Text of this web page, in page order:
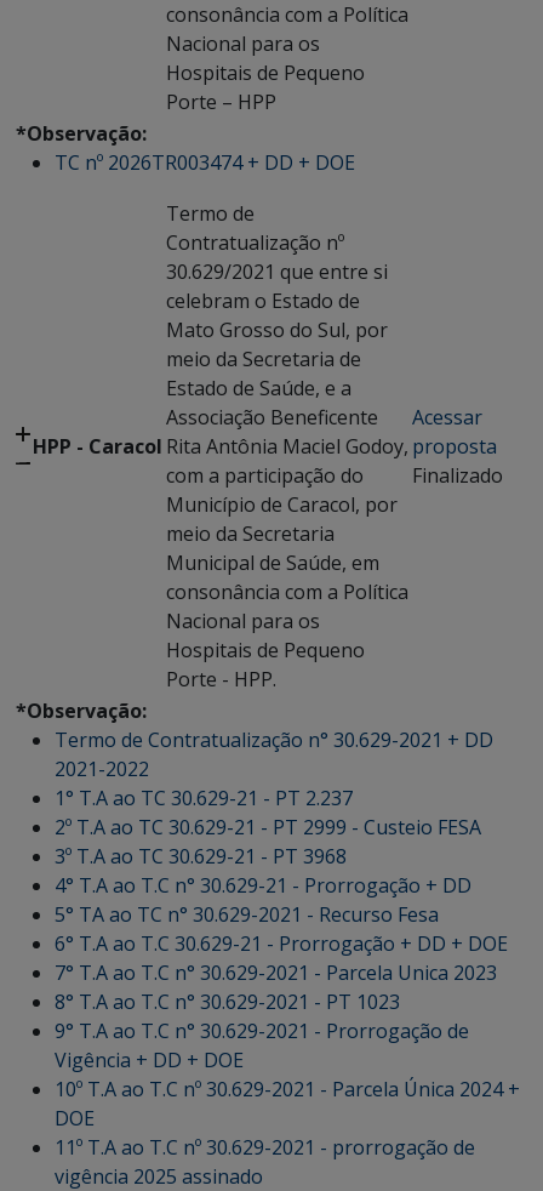
consonância com a Política
Nacional para os
Hospitais de Pequeno
Porte – HPP
*Observação:
TC nº 2026TR003474 + DD + DOE
HPP - Caracol
Termo de
Contratualização nº
30.629/2021 que entre si
celebram o Estado de
Mato Grosso do Sul, por
meio da Secretaria de
Estado de Saúde, e a
Associação Beneficente
Rita Antônia Maciel Godoy,
com a participação do
Município de Caracol, por
meio da Secretaria
Municipal de Saúde, em
consonância com a Política
Nacional para os
Hospitais de Pequeno
Porte - HPP.
Acessar
proposta
Finalizado
*Observação:
Termo de Contratualização n° 30.629-2021 + DD
2021-2022
1° T.A ao TC 30.629-21 - PT 2.237
2º T.A ao TC 30.629-21 - PT 2999 - Custeio FESA
3º T.A ao TC 30.629-21 - PT 3968
4° T.A ao T.C n° 30.629-21 - Prorrogação + DD
5° TA ao TC n° 30.629-2021 - Recurso Fesa
6° T.A ao T.C 30.629-21 - Prorrogação + DD + DOE
7° T.A ao T.C n° 30.629-2021 - Parcela Unica 2023
8° T.A ao T.C n° 30.629-2021 - PT 1023
9° T.A ao T.C n° 30.629-2021 - Prorrogação de
Vigência + DD + DOE
10º T.A ao T.C nº 30.629-2021 - Parcela Única 2024 +
DOE
11º T.A ao T.C nº 30.629-2021 - prorrogação de
vigência 2025 assinado